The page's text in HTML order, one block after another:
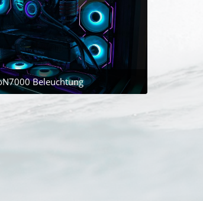
Beleuchtung
25. April 2024 um 21:08